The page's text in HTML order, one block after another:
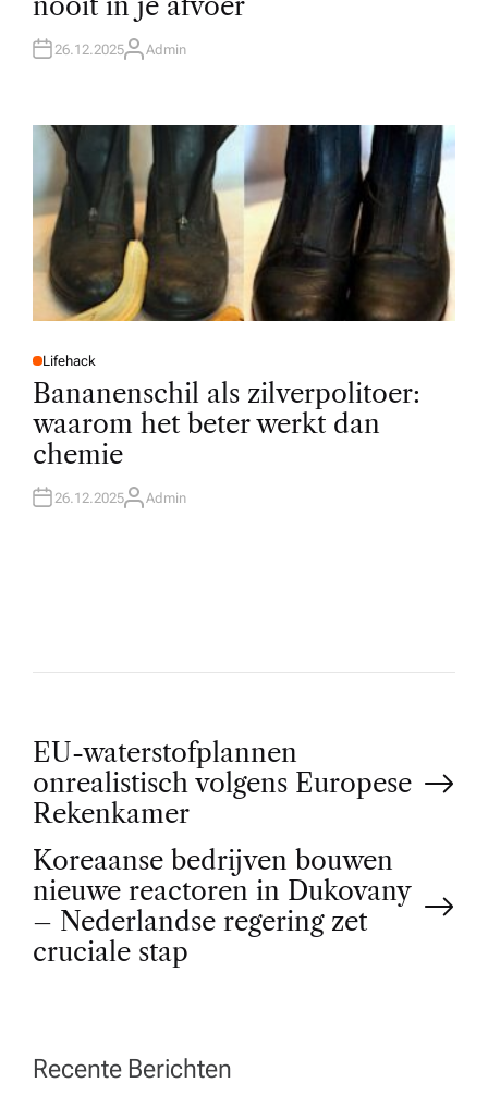
E
D
N
26.12.2025A
R
Admin
P
O
E
D
I
N
Lifehack
Bananenschil als zilverpolitoer:
waarom het beter werkt dan
chemie
26.12.2025A
Admin
P
o
s
t
a
EU-waterstofplannen
onrealistisch volgens Europese
Rekenkamer
Koreaanse bedrijven bouwen
nieuwe reactoren in Dukovany
– Nederlandse regering zet
cruciale stap
Recente Berichten